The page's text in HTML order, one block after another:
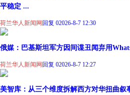
平稳定 ...
荷兰华人新闻网回复 02026-8-7 12:30
俄媒：巴基斯坦军方因间谍丑闻弃用
荷兰华人新闻网 回复 02026-8-7 12:27
美智库：从三个维度拆解西方对华扭曲叙